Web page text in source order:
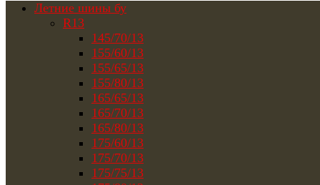
Летние шины бу
R13
145/70/13
155/60/13
155/65/13
155/80/13
165/65/13
165/70/13
165/80/13
175/60/13
175/70/13
175/75/13